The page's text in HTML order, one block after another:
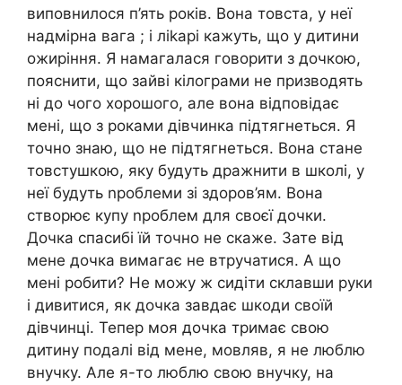
виповнилося п’ять років. Вона товста, у неї
надмірна вага ; і ліkарі кажуть, що у дитини
ожиріння. Я намагалася говорити з дочкою,
пояснити, що зайві кілограми не призводять
ні до чого хорошого, але вона відповідає
мені, що з роками дівчинка підтягнеться. Я
точно знаю, що не підтягнеться. Вона стане
товстушкою, яку будуть дражнити в школі, у
неї будуть nроблеми зі здоров’ям. Вона
створює купу nроблем для своєї дочки.
Дочка спасибі їй точно не скаже. Зате від
мене дочка вимагає не втручатися. А що
мені робити? Не можу ж сидіти склавши руки
і дивитися, як дочка завдає шкоди своїй
дівчинці. Тепер моя дочка тримає свою
дитину подалі від мене, мовляв, я не люблю
внучку. Але я-то люблю свою внучку, на